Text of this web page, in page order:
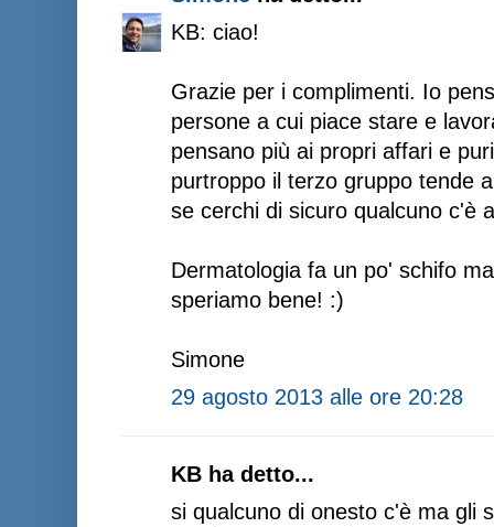
KB: ciao!
Grazie per i complimenti. Io
persone a cui piace stare e
pensano più ai propri affari e
purtroppo il terzo gruppo tende
se cerchi di sicuro qualcuno c'è
Dermatologia fa un po' schifo
speriamo bene! :)
Simone
29 agosto 2013 alle ore 20:28
KB ha detto...
si qualcuno di onesto c'è ma gli